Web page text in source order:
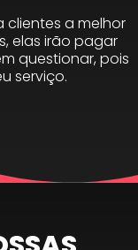
a melhor
elas irão pagar
questionar, pois
serviço.